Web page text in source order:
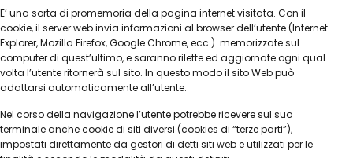
E’ una sorta di promemoria della pagina internet visitata. Con il
cookie, il server web invia informazioni al browser dell’utente (Internet
Explorer, Mozilla Firefox, Google Chrome, ecc.) memorizzate sul
computer di quest’ultimo, e saranno rilette ed aggiornate ogni qual
volta l’utente ritornerà sul sito. In questo modo il sito Web può
adattarsi automaticamente all’utente.
Nel corso della navigazione l’utente potrebbe ricevere sul suo
terminale anche cookie di siti diversi (cookies di “terze parti”),
impostati direttamente da gestori di detti siti web e utilizzati per le